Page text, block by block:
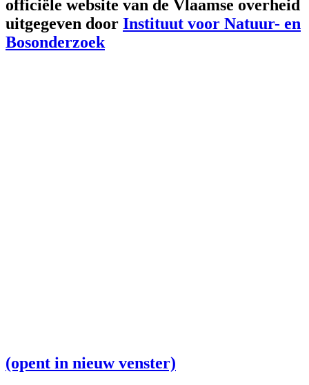
officiële website van de Vlaamse overheid
uitgegeven door Instituut voor Natuur- en
Bosonderzoek
(opent in nieuw venster)